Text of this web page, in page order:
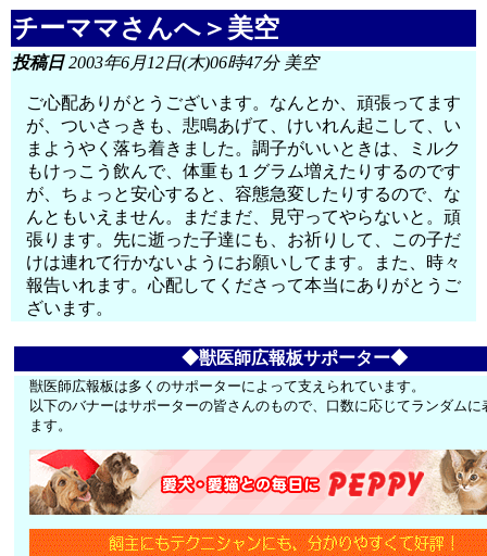
チーママさんへ＞美空
投稿日2003年6月12日(木)06時47分 美空
ご心配ありがとうございます。なんとか、頑張ってます
が、ついさっきも、悲鳴あげて、けいれん起こして、い
まようやく落ち着きました。調子がいいときは、ミルク
もけっこう飲んで、体重も１グラム増えたりするのです
が、ちょっと安心すると、容態急変したりするので、な
んともいえません。まだまだ、見守ってやらないと。頑
張ります。先に逝った子達にも、お祈りして、この子だ
けは連れて行かないようにお願いしてます。また、時々
報告いれます。心配してくださって本当にありがとうご
ざいます。
◆獣医師広報板サポーター◆
獣医師広報板は多くのサポーターによって支えられています。
以下のバナーはサポーターの皆さんのもので、口数に応じてランダムに
ます。